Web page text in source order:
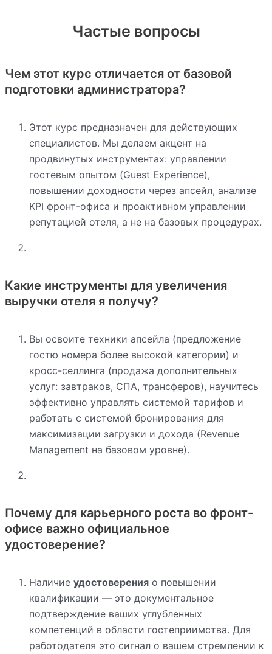
Частые вопросы
Чем этот курс отличается от базовой
подготовки администратора?
Этот курс предназначен для действующих
специалистов. Мы делаем акцент на
продвинутых инструментах: управлении
гостевым опытом (Guest Experience),
повышении доходности через апсейл, анализе
KPI фронт-офиса и проактивном управлении
репутацией отеля, а не на базовых процедурах.
Какие инструменты для увеличения
выручки отеля я получу?
Вы освоите техники апсейла (предложение
гостю номера более высокой категории) и
кросс-селлинга (продажа дополнительных
услуг: завтраков, СПА, трансферов), научитесь
эффективно управлять системой тарифов и
работать с системой бронирования для
максимизации загрузки и дохода (Revenue
Management на базовом уровне).
Почему для карьерного роста во фронт-
офисе важно официальное
удостоверение?
Наличие удостоверения о повышении
квалификации — это документальное
подтверждение ваших углубленных
компетенций в области гостеприимства. Для
работодателя это сигнал о вашем стремлении к